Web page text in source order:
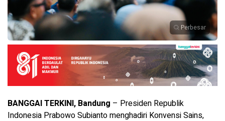
Perbesar
BANGGAI TERKINI, Bandung – Presiden Republik
Indonesia Prabowo Subianto menghadiri Konvensi Sains,